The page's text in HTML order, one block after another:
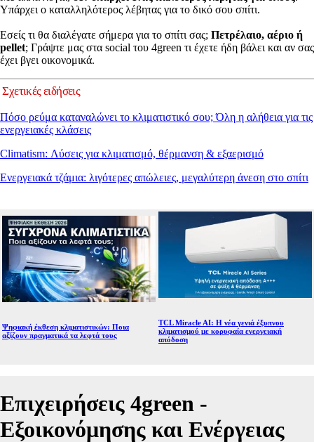
Υπάρχει ο καταλληλότερος λέβητας για το δικό σου σπίτι.
Εσείς τι θα διαλέγατε σήμερα για το σπίτι σας; Πετρέλαιο, αέριο ή
pellet; Γράψτε μας στα social του 4green τι έχετε ήδη βάλει και αν σας
έχει βγει οικονομικά.
Σχετικές ειδήσεις
Πόσο ρεύμα καταναλώνει το κλιματιστικό σου; Όλη η αλήθεια για τις
ενεργειακές κλάσεις
Climatism: Λύσεις για κλιματισμό, θέρμανση & εξαερισμό
Ενεργειακά τζάμια: λιγότερες απώλειες, μεγαλύτερη άνεση στο σπίτι
Ψηφιακή έκθεση κλιματιστικών: Ποια
αξίζουν πραγματικά τα λεφτά τους
TCL Miracle AI: Η νέα γενιά έξυπνου
κλιματισμού με κορυφαία ενεργειακή
απόδοση